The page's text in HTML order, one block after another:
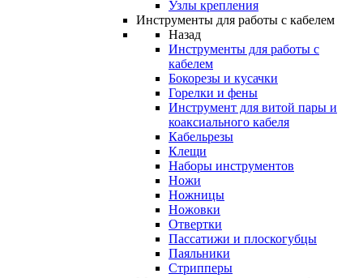
Узлы крепления
Инструменты для работы с кабелем
Назад
Инструменты для работы с
кабелем
Бокорезы и кусачки
Горелки и фены
Инструмент для витой пары и
коаксиального кабеля
Кабельрезы
Клещи
Наборы инструментов
Ножи
Ножницы
Ножовки
Отвертки
Пассатижи и плоскогубцы
Паяльники
Стрипперы